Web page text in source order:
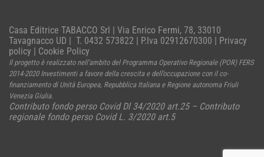
Casa Editrice TABACCO Srl | Via Enrico Fermi, 78, 33010
Tavagnacco UD | T. 0432 573822 | P.Iva 02912670300 | Privacy
policy | Cookie Policy
Il progetto è realizzato nell’ambito del Programma Operativo Regionale (POR) FERS
2014-2020 Investimenti a favore della crescita e dell’occupazione con il co-
finanziamento di Unità Europea, Repubblica Italiana e Regione autonoma Friuli
Venezia Giulia.
Contributo fondo perso Covid Dl 34/2020 art.25 – Contributo
regionale fondo perso Covid L. 3/2020 art.5